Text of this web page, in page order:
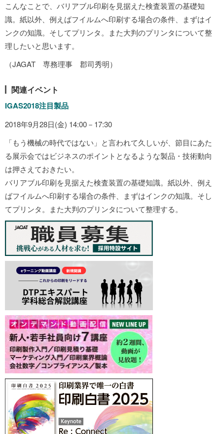
こんなことで、バリアブル印刷を見据えた検査装置の基礎知
識。紙以外、例えばフイルムへ印刷する場合の条件、まずはイ
ンクの知識。そしてプリンタ。また大判のプリンタについて整
理したいと思います。
（JAGAT 専務理事 郡司秀明）
関連イベント
IGAS2018注目製品
2018年9月28日(金) 14:00－17:30
「もう機械の時代ではない」と言われて久しいが、節目にあた
る展示会ではビジネスのポイントとなるような製品・技術動向
は押さえておきたい。
バリアブル印刷を見据えた検査装置の基礎知識。紙以外、例え
ばフイルムへ印刷する場合の条件、まずはインクの知識。そし
てプリンタ。また大判のプリンタについて整理する。